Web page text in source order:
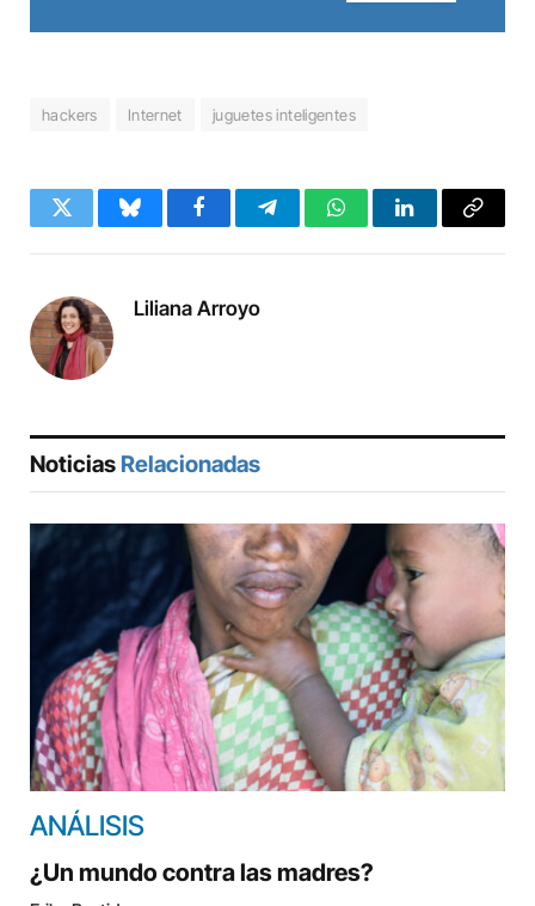
hackers Internet juguetes inteligentes
Twitter BlueskyFacebookTelegramWhatsAppLinkedInCopy
Liliana Arroyo
Noticias Relacionadas
ANÁLISIS
¿Un mundo contra las madres?